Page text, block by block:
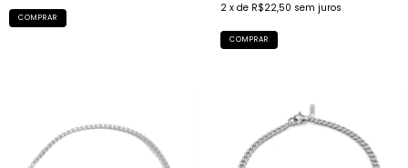
COMPRAR
2 x de R$22,50 sem juros